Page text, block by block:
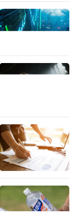
亿元，同比
道的高速成
元，同比增
比增长近4
比小幅下滑
三年增长缓
2024财年收
受春节消费